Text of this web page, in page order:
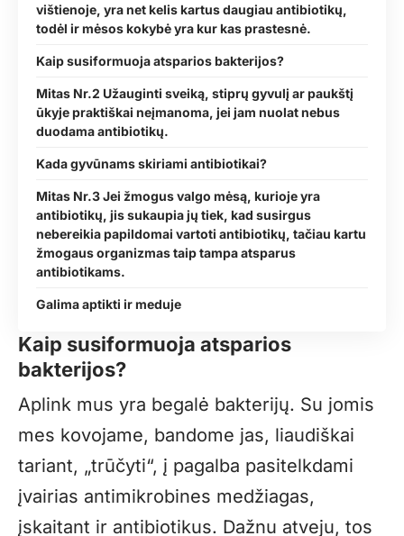
vištienoje, yra net kelis kartus daugiau antibiotikų,
todėl ir mėsos kokybė yra kur kas prastesnė.
Kaip susiformuoja atsparios bakterijos?
Mitas Nr.2 Užauginti sveiką, stiprų gyvulį ar paukštį
ūkyje praktiškai neįmanoma, jei jam nuolat nebus
duodama antibiotikų.
Kada gyvūnams skiriami antibiotikai?
Mitas Nr.3 Jei žmogus valgo mėsą, kurioje yra
antibiotikų, jis sukaupia jų tiek, kad susirgus
nebereikia papildomai vartoti antibiotikų, tačiau kartu
žmogaus organizmas taip tampa atsparus
antibiotikams.
Galima aptikti ir meduje
Kaip susiformuoja atsparios
bakterijos?
Aplink mus yra begalė bakterijų. Su jomis
mes kovojame, bandome jas, liaudiškai
tariant, „trūčyti“, į pagalba pasitelkdami
įvairias antimikrobines medžiagas,
įskaitant ir antibiotikus. Dažnu atveju, tos